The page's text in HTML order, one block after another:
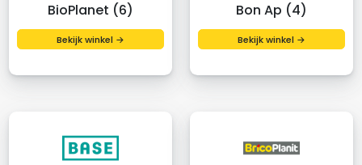
BioPlanet (6)
Bekijk winkel →
Bon Ap (4)
Bekijk winkel →